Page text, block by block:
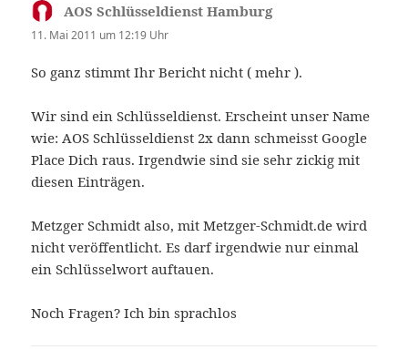
AOS Schlüsseldienst Hamburgsagt:
11. Mai 2011 um 12:19 Uhr
So ganz stimmt Ihr Bericht nicht ( mehr ).
Wir sind ein Schlüsseldienst. Erscheint unser Name
wie: AOS Schlüsseldienst 2x dann schmeisst Google
Place Dich raus. Irgendwie sind sie sehr zickig mit
diesen Einträgen.
Metzger Schmidt also, mit Metzger-Schmidt.de wird
nicht veröffentlicht. Es darf irgendwie nur einmal
ein Schlüsselwort auftauen.
Noch Fragen? Ich bin sprachlos